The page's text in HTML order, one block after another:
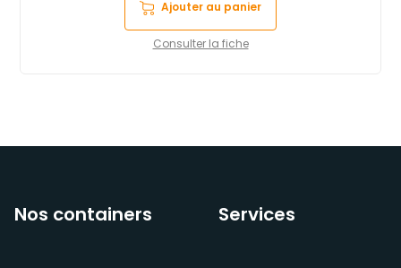
Ajouter au panier
Consulter la fiche
Nos containers Services